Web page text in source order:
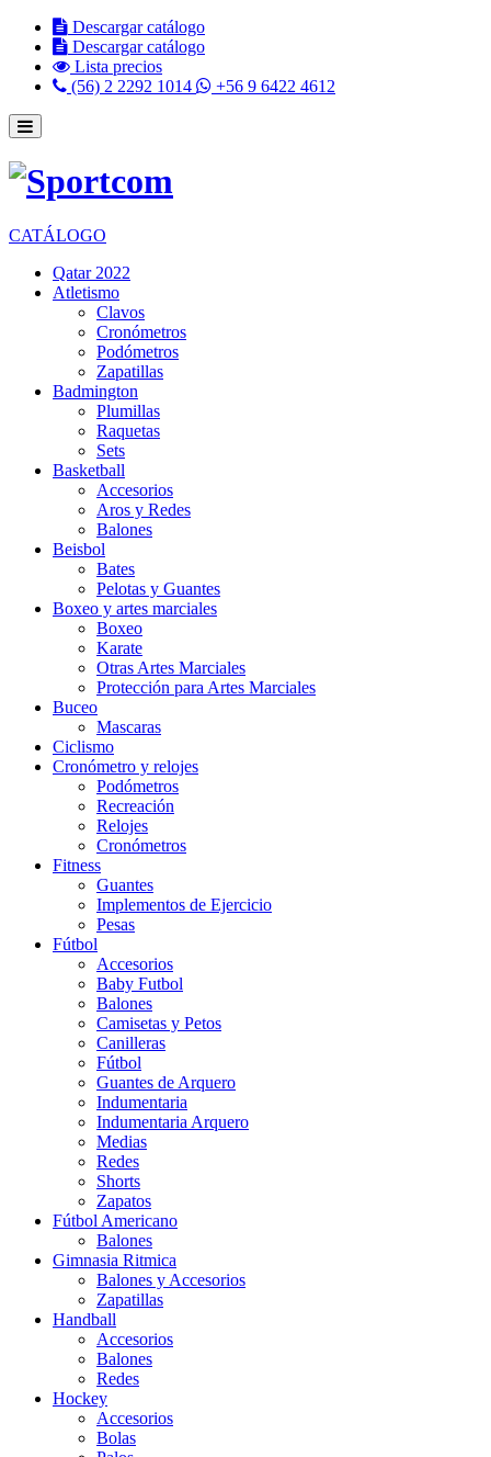
Descargar catálogo
Descargar catálogo
Lista precios
(56) 2 2292 1014
+56 9 6422 4612
CATÁLOGO
Qatar 2022
Atletismo
Clavos
Cronómetros
Podómetros
Zapatillas
Badmington
Plumillas
Raquetas
Sets
Basketball
Accesorios
Aros y Redes
Balones
Beisbol
Bates
Pelotas y Guantes
Boxeo y artes marciales
Boxeo
Karate
Otras Artes Marciales
Protección para Artes Marciales
Buceo
Mascaras
Ciclismo
Cronómetro y relojes
Podómetros
Recreación
Relojes
Cronómetros
Fitness
Guantes
Implementos de Ejercicio
Pesas
Fútbol
Accesorios
Baby Futbol
Balones
Camisetas y Petos
Canilleras
Fútbol
Guantes de Arquero
Indumentaria
Indumentaria Arquero
Medias
Redes
Shorts
Zapatos
Fútbol Americano
Balones
Gimnasia Ritmica
Balones y Accesorios
Zapatillas
Handball
Accesorios
Balones
Redes
Hockey
Accesorios
Bolas